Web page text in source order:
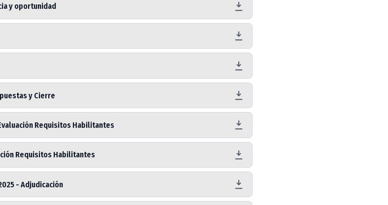
y oportunidad
y Cierre
Requisitos Habilitantes
Requisitos Habilitantes
- Adjudicación